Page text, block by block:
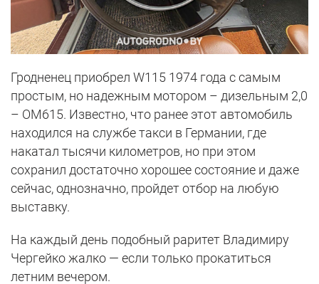
Гродненец приобрел W115 1974 года с самым
простым, но надежным мотором – дизельным 2,0
– ОМ615. Известно, что ранее этот автомобиль
находился на службе такси в Германии, где
накатал тысячи километров, но при этом
сохранил достаточно хорошее состояние и даже
сейчас, однозначно, пройдет отбор на любую
выставку.
На каждый день подобный раритет Владимиру
Чергейко жалко — если только прокатиться
летним вечером.